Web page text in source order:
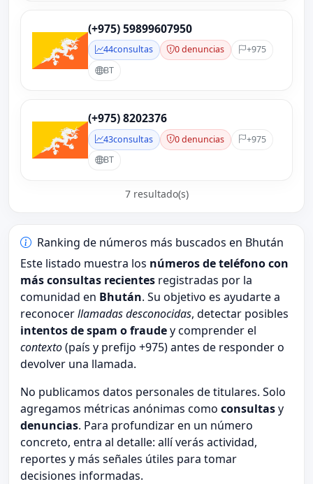
(+975) 59899607950
44consultas 0 denuncias
+975
BT
(+975) 8202376
43consultas 0 denuncias
+975
BT
7 resultado(s)
Ranking de números más buscados en Bhután
Este listado muestra los números de teléfono con
más consultas recientes registradas por la
comunidad en Bhután. Su objetivo es ayudarte a
reconocerllamadas desconocidas, detectar posibles
intentos de spam o fraudey comprender el
contexto(país y prefijo +975) antes de responder o
devolver una llamada.
No publicamos datos personales de titulares. Solo
agregamos métricas anónimas como consultasy
denuncias. Para profundizar en un número
concreto, entra al detalle: allí verás actividad,
reportes y más señales útiles para tomar
decisiones informadas.